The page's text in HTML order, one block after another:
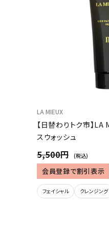
LA MIEUX
【日替わりトク市】LA
スウォッシュ
5,500円 (税込)
会員登録で割引表示
フェイシャル クレンジング